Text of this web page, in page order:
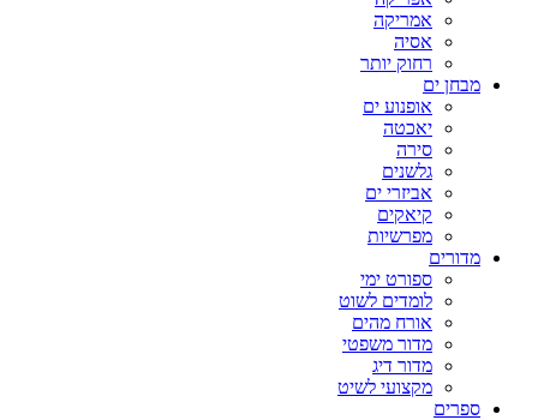
אמריקה
אסיה
רחוק יותר
מבחן ים
אופנוע ים
יאכטה
סירה
גלשנים
אביזרי ים
קיאקים
מפרשיות
מדורים
ספורט ימי
לומדים לשוט
אורח מהים
מדור משפטי
מדור דיג
מקצועי לשיט
ספרים